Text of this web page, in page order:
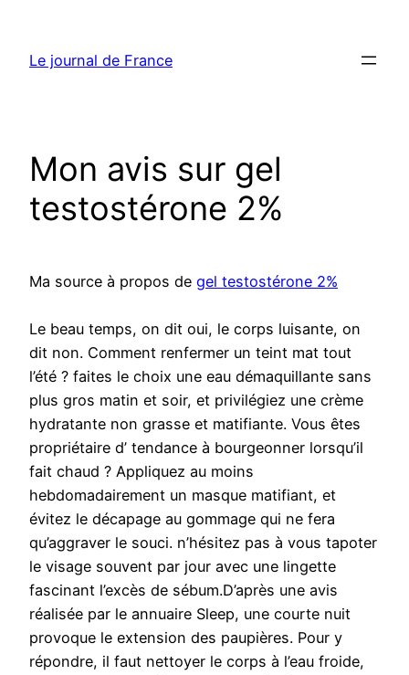
contenu
Le journal de France
Mon avis sur gel
testostérone 2%
Ma source à propos de gel testostérone 2%
Le beau temps, on dit oui, le corps luisante, on
dit non. Comment renfermer un teint mat tout
l’été ? faites le choix une eau démaquillante sans
plus gros matin et soir, et privilégiez une crème
hydratante non grasse et matifiante. Vous êtes
propriétaire d’ tendance à bourgeonner lorsqu’il
fait chaud ? Appliquez au moins
hebdomadairement un masque matifiant, et
évitez le décapage au gommage qui ne fera
qu’aggraver le souci. n’hésitez pas à vous tapoter
le visage souvent par jour avec une lingette
fascinant l’excès de sébum.D’après une avis
réalisée par le annuaire Sleep, une courte nuit
provoque le extension des paupières. Pour y
répondre, il faut nettoyer le corps à l’eau froide,